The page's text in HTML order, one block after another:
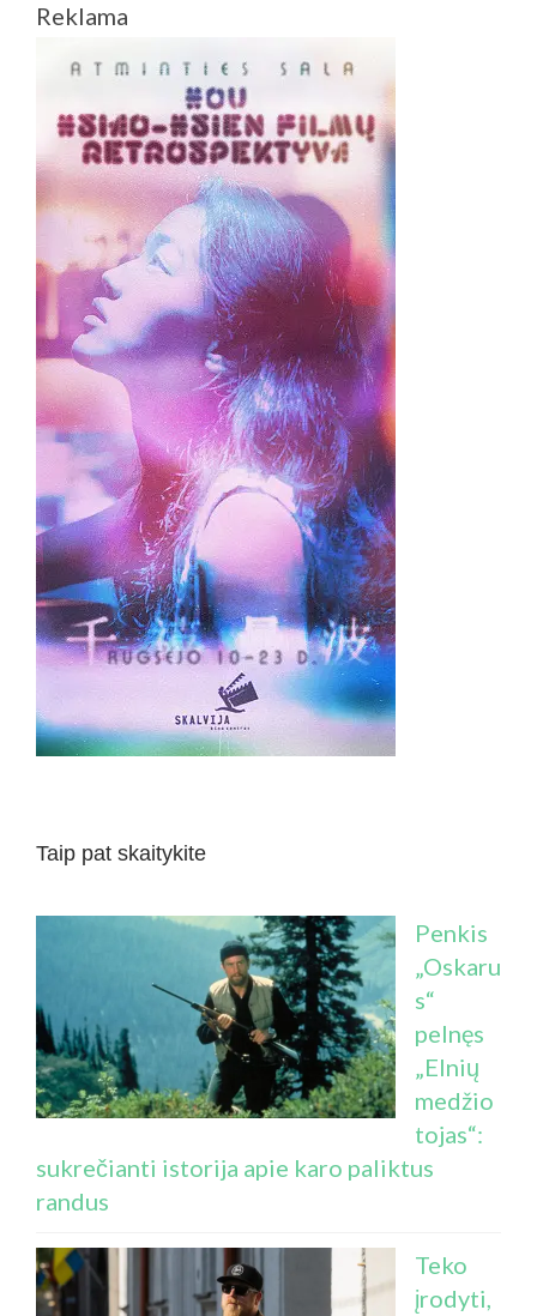
Reklama
Taip pat skaitykite
Penkis
„Oskaru
s“
pelnęs
„Elnių
medžio
tojas“:
sukrečianti istorija apie karo paliktus
randus
Teko
įrodyti,